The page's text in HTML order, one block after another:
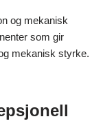
og mekanisk
som gir
mekanisk styrke.